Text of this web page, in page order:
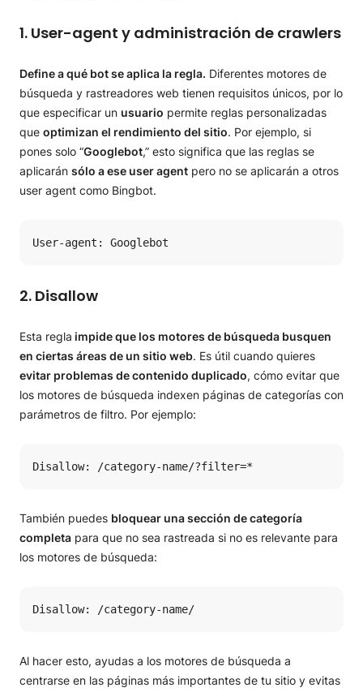
1. User-agent y administración de crawlers
Define a qué bot se aplica la regla. Diferentes motores de
búsqueda y rastreadores web tienen requisitos únicos, por lo
que especificar un usuario permite reglas personalizadas
que optimizan el rendimiento del sitio. Por ejemplo, si
pones solo “Googlebot,” esto significa que las reglas se
aplicarán sólo a ese user agent pero no se aplicarán a otros
user agent como Bingbot.
User-agent: Googlebot
2. Disallow
Esta regla impide que los motores de búsqueda busquen
en ciertas áreas de un sitio web. Es útil cuando quieres
evitar problemas de contenido duplicado, cómo evitar que
los motores de búsqueda indexen páginas de categorías con
parámetros de filtro. Por ejemplo:
Disallow: /category-name/?filter=*
También puedes bloquear una sección de categoría
completa para que no sea rastreada si no es relevante para
los motores de búsqueda:
Disallow: /category-name/
Al hacer esto, ayudas a los motores de búsqueda a
centrarse en las páginas más importantes de tu sitio y evitas